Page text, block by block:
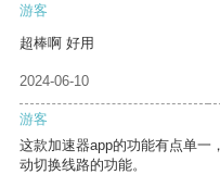
游客
超棒啊 好用
2024-06-10
游客
这款加速器app的功能有点单一
动切换线路的功能。